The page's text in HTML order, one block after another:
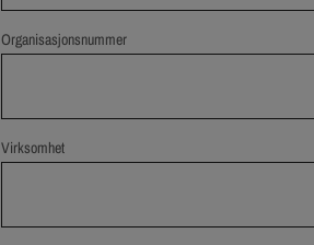
Organisasjonsnummer
Virksomhet